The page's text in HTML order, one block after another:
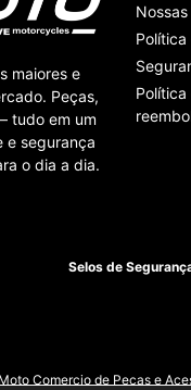
maiores e
Peças,
tudo em um
e segurança
o dia a dia.
Selos de
Comercio de Pecas e